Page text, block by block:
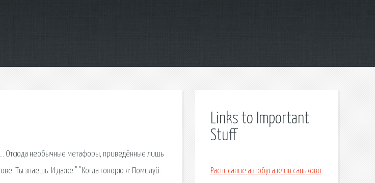
Отсюда необычные метафоры, приведённые лишь
Ты знаешь. И даже." "Когда говорю я: Помилуй.
Links to Important
Stuff
Расписание автобуса клин саньково